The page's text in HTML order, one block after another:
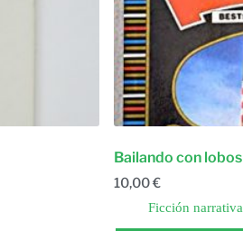
Bailando con lobos
10,00€
Ficción narrativa